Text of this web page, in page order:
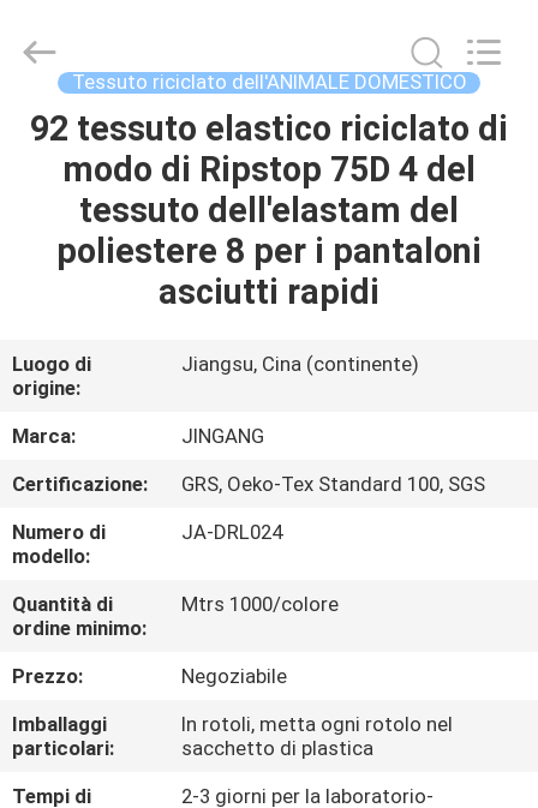
CASA
PRODOTTI
CIRCA
GIRO
DELLA
FABBRICA
CONTROLLO
DI
QUALITÀ
CONTATTICI
NOTIZIE
Textile
Co.,Ltd.
Tessuto riciclato dell'ANIMALE DOMESTICO
92 tessuto elastico riciclato di
modo di Ripstop 75D 4 del
tessuto dell'elastam del
poliestere 8 per i pantaloni
asciutti rapidi
Luogo di
origine:
Jiangsu, Cina (continente)
Marca:
JINGANG
Certificazione:
GRS, Oeko-Tex Standard 100, SGS
Numero di
modello:
JA-DRL024
Quantità di
ordine minimo:
Mtrs 1000/colore
Prezzo:
Negoziabile
Imballaggi
particolari:
In rotoli, metta ogni rotolo nel
sacchetto di plastica
Tempi di
2-3 giorni per la laboratorio-